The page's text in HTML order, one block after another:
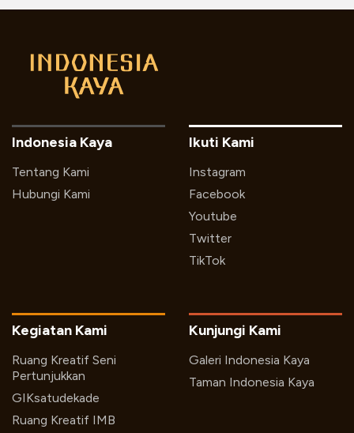
Indonesia Kaya
Tentang Kami
Hubungi Kami
Ikuti Kami
Instagram
Facebook
Youtube
Twitter
TikTok
Kegiatan Kami
Ruang Kreatif Seni
Pertunjukkan
GIKsatudekade
Ruang Kreatif IMB
Kunjungi Kami
Galeri Indonesia Kaya
Taman Indonesia Kaya